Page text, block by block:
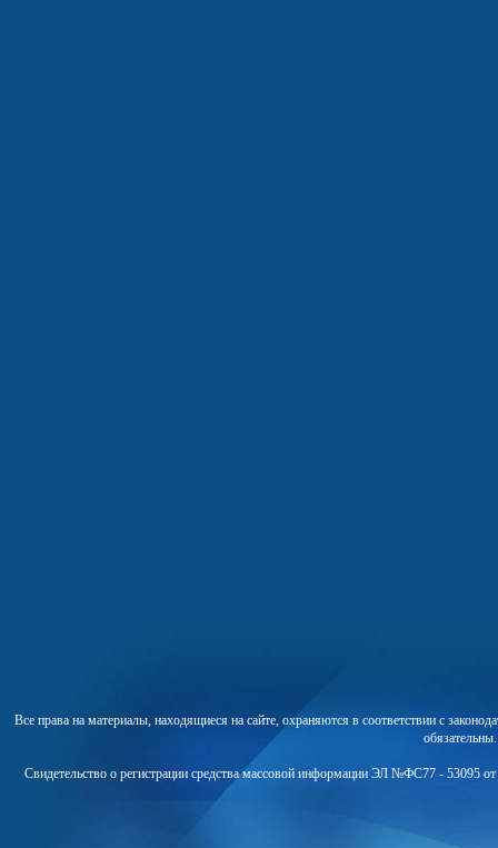
Все права на материалы, находящиеся на сайте, охраняются в соответствии с
Свидетельство о регистрации средства массовой информации ЭЛ №ФС77 - 53095